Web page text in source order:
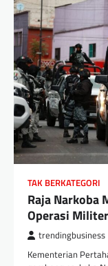
TAK BERKATEGORI
Raja Narkoba
Operasi
trendingbusiness
Kementerian